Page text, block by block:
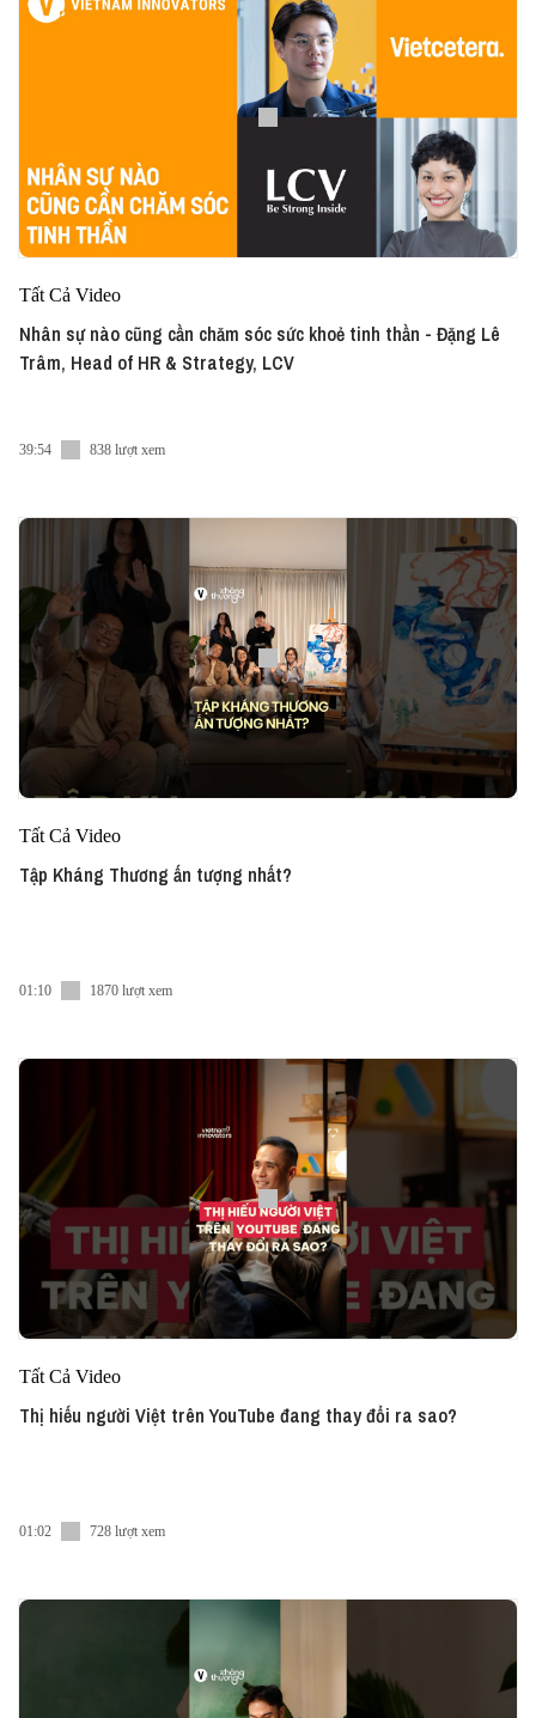
Tất Cả Video
Nhân sự nào cũng cần chăm sóc sức khoẻ tinh thần - Đặng Lê
Trâm, Head of HR & Strategy, LCV
39:54 838 lượt xem
Tất Cả Video
Tập Kháng Thương ấn tượng nhất?
01:10 1870 lượt xem
Tất Cả Video
Thị hiếu người Việt trên YouTube đang thay đổi ra sao?
01:02 728 lượt xem